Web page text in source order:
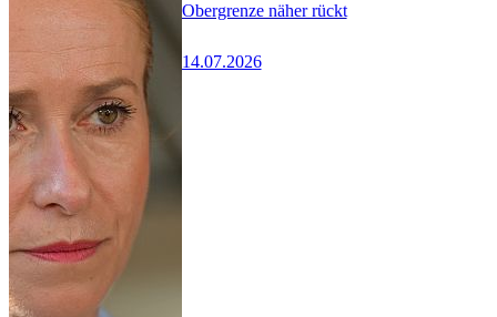
Obergrenze näher rückt
14.07.2026